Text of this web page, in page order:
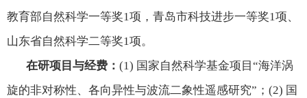
教育部自然科学一等奖1项，青岛市科技进步一等奖1项、
山东省自然科学二等奖1项。
在研项目与经费： (1) 国家自然科学基金项目“海洋涡
旋的非对称性、各向异性与波流二象性遥感研究”； (2) 国